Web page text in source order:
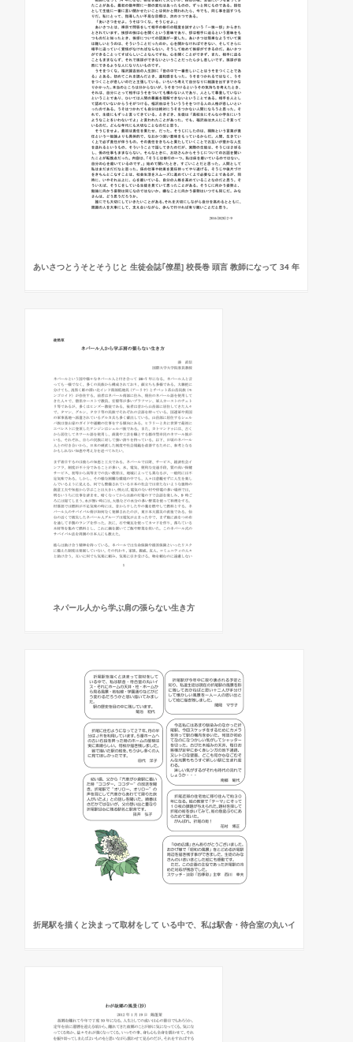
あいさつとうそとそうじと 生徒会誌｢僚星] 校長巻 頭言 教師になって 34 年
ネパール人から学ぶ肩の張らない生き方
折尾駅を描くと決まって取材をして いる中で、私は駅舎・待合室の丸いイ